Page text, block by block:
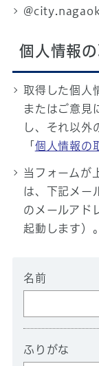
個人情報
取得した個人
またはご意見
し、それ以外
「 個人情報の
当フォームが
は、下記メー
のメールアド
起動します）。
名前
ふりがな